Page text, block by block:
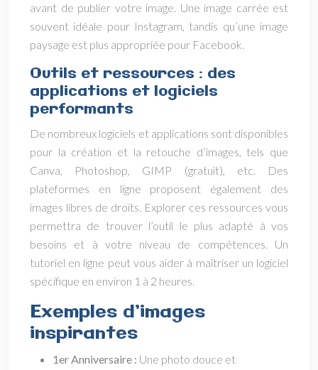
avant de publier votre image. Une image carrée est
souvent idéale pour Instagram, tandis qu’une image
paysage est plus appropriée pour Facebook.
Outils et ressources : des
applications et logiciels
performants
De nombreux logiciels et applications sont disponibles
pour la création et la retouche d’images, tels que
Canva, Photoshop, GIMP (gratuit), etc. Des
plateformes en ligne proposent également des
images libres de droits. Explorer ces ressources vous
permettra de trouver l’outil le plus adapté à vos
besoins et à votre niveau de compétences. Un
tutoriel en ligne peut vous aider à maîtriser un logiciel
spécifique en environ 1 à 2 heures.
Exemples d’images
inspirantes
1er Anniversaire : Une photo douce et